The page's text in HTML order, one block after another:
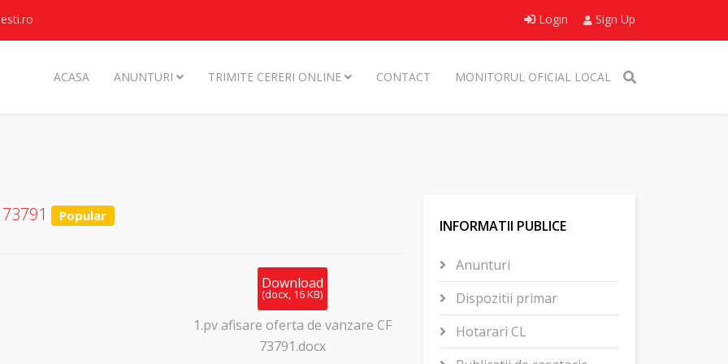
Login Sign Up
ACASA ANUNTURI TRIMITE CERERI ONLINE CONTACT MONITORUL OFICIAL LOCAL
Popular
Download
(docx, 16 KB)
1.pv afisare oferta de vanzare CF
73791.docx
INFORMATII PUBLICE
Anunturi
Dispozitii primar
Hotarari CL